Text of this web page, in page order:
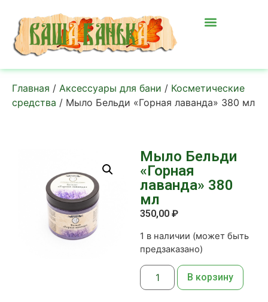
Главная / Аксессуары для бани / Косметические
средства / Мыло Бельди «Горная лаванда» 380 мл
Мыло Бельди
«Горная
лаванда» 380
мл
350,00 ₽
1 в наличии (может быть
предзаказано)
В корзину